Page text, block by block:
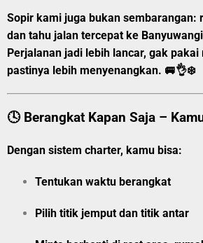
Sopir kami juga bukan sembarangan:
dan tahu jalan tercepat ke
Perjalanan jadi lebih lancar, gak
pastinya lebih menyenangkan. 🚐👌❄️
🕓 Berangkat Kapan Saja –
Dengan sistem charter, kamu bisa:
Tentukan waktu berangkat
Pilih titik jemput dan titik antar